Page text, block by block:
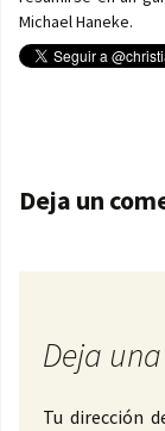
Michael Haneke.
Deja un
Deja
Tu dirección